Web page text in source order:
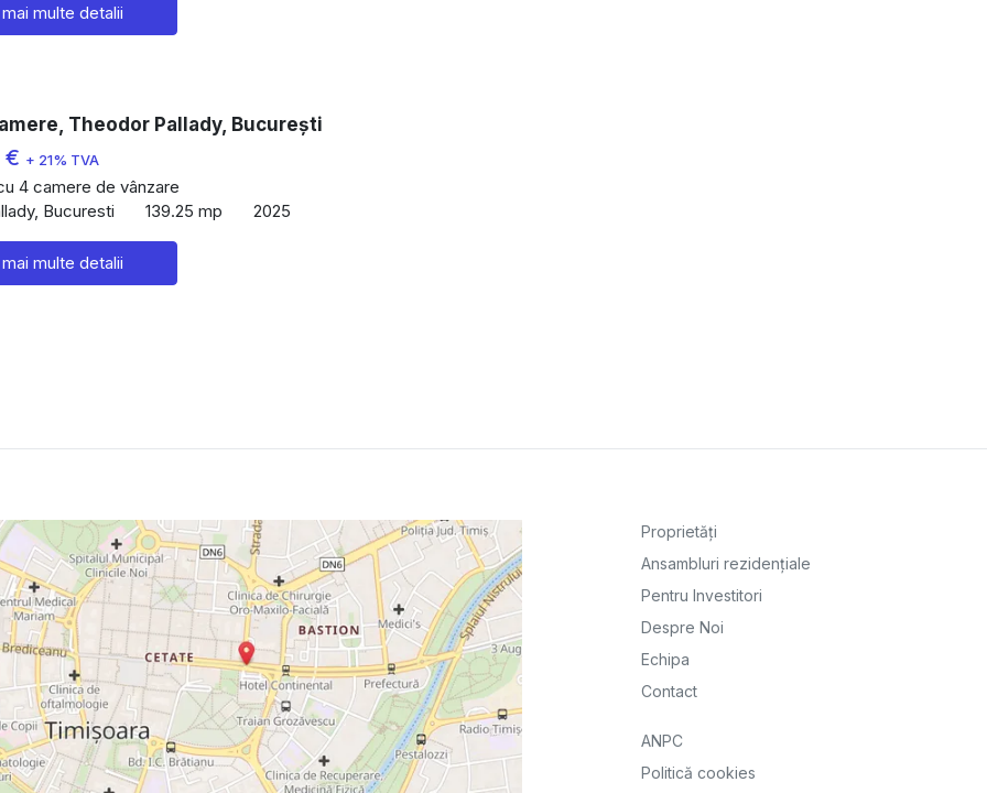
multe detalii
Theodor Pallady, București
€ + 21% TVA
4 camere de vânzare
Bucuresti
139.25 mp 2025
multe detalii
Proprietăți
Ansambluri rezidențiale
Pentru Investitori
Despre Noi
Echipa
Contact
ANPC
Politică cookies